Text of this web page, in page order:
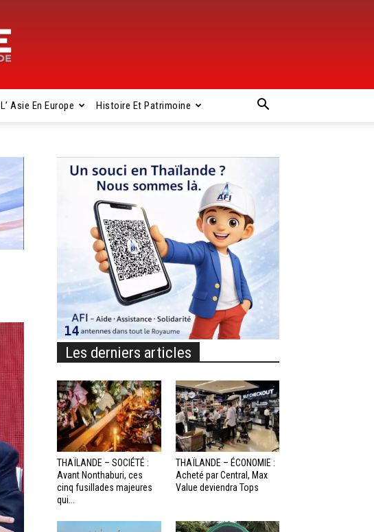
L’ Asie En Europe Histoire Et Patrimoine
Les derniers articles
THAÏLANDE – SOCIÉTÉ :
Avant Nonthaburi, ces
cinq fusillades majeures
qui...
THAÏLANDE – ÉCONOMIE :
Acheté par Central, Max
Value deviendra Tops